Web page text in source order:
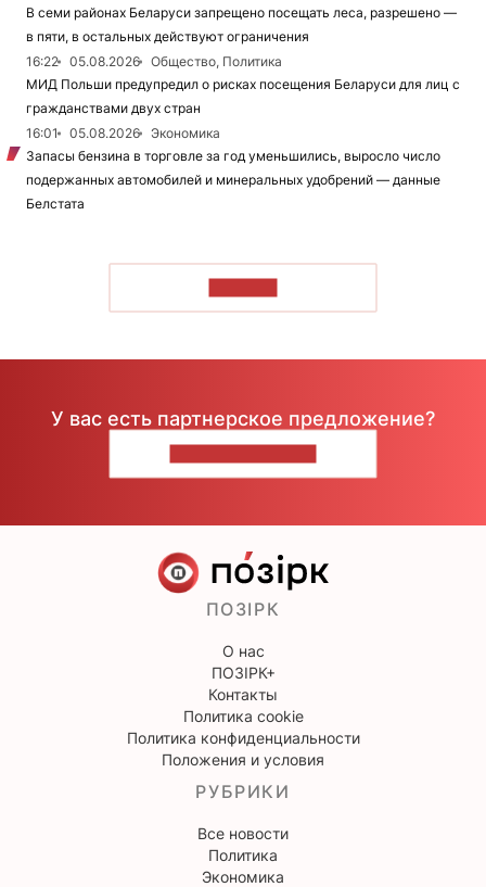
В семи районах Беларуси запрещено посещать леса, разрешено —
в пяти, в остальных действуют ограничения
16:22
05.08.2026
Общество, Политика
МИД Польши предупредил о рисках посещения Беларуси для лиц с
гражданствами двух стран
16:01
05.08.2026
Экономика
Запасы бензина в торговле за год уменьшились, выросло число
подержанных автомобилей и минеральных удобрений — данные
Белстата
У вас есть партнерское предложение?
ПОЗІРК
О нас
ПОЗІРК+
Контакты
Политика cookie
Политика конфиденциальности
Положения и условия
РУБРИКИ
Все новости
Политика
Экономика